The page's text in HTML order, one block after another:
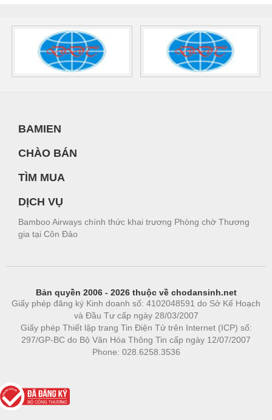
BAMIEN
CHÀO BÁN
TÌM MUA
DỊCH VỤ
Bamboo Airways chính thức khai trương Phòng chờ Thương
gia tại Côn Đảo
Bản quyền 2006 - 2026 thuộc về chodansinh.net
Giấy phép đăng ký Kinh doanh số: 4102048591 do Sở Kế Hoạch
và Đầu Tư cấp ngày 28/03/2007
Giấy phép Thiết lập trang Tin Điện Tử trên Internet (ICP) số:
297/GP-BC do Bộ Văn Hóa Thông Tin cấp ngày 12/07/2007
Phone: 028.6258.3536